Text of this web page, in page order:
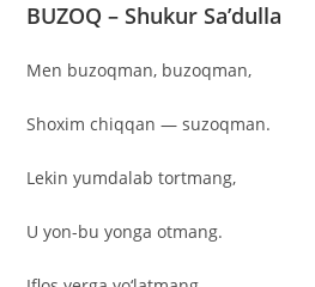
BUZOQ – Shukur Sa’dulla
Men buzoqman, buzoqman,
Shoxim chiqqan — suzoqman.
Lekin yumdalab tortmang,
U yon-bu yonga otmang.